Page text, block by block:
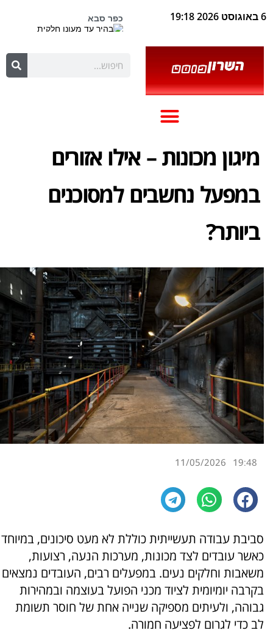
6 באוגוסט 2026 19:18
מיגון מכונות – אילו אזורים
במפעל נחשבים למסוכנים
ביותר?
19:48
11/05/2026
סביבת עבודה תעשייתית כוללת לא מעט סיכונים, במיוחד
כאשר עובדים לצד מכונות, מערכות הנעה, רצועות,
משאבות וחלקים נעים. במפעלים רבים, העובדים נמצאים
בקרבה יומיומית לציוד מכני הפועל בעוצמה ובמהירות
גבוהה, ולעיתים מספיקה שנייה אחת של חוסר תשומת
לב כדי לגרום לפציעה חמורה.